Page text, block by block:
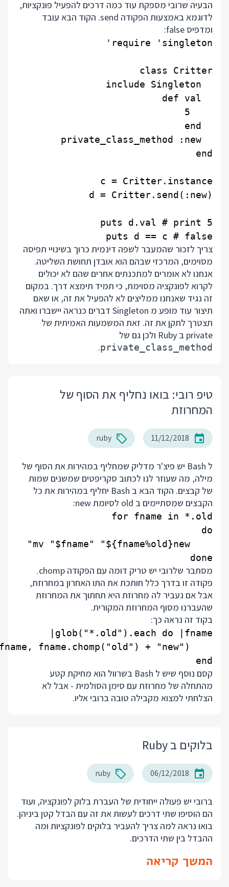
הבעיה שרובי מספקת עוד כמה דרכים להפעיל פונקציות,
לדוגמא באמצעות הפקודה send. הקוד הבא עובד
ומדפיס false:
puts d == c # false
צריך לזכור שהמעבר לשפה דינמית כרוך בשינויי תפיסה
מסוימים, המרכזי שבהם הוא אובדן תחושת השליטה.
אנחנו לא אומרים למתכנתים אחרים שהם לא יכולים
לקרוא לפונקציה מסוימת, כי תמיד תימצא דרך. במקום
זה נגיד שאנחנו ממליצים לא להפעיל את זה, או שאם
תיצור עוד מופע מ Singleton דברים כנראה יישברו ואתה
תצטרך לתקן את זה. זאת המשמעות האמיתית של
private ב Ruby ולכן גם של
private_class_method
.
טיפ רובי: בואו נחליף את הסוף של
המחרוזת
11/12/2018
ruby
ל Bash יש פיצ'ר מדליק שמחליף במהירות את הסוף של
מילה, מה שעוזר לנו לכתוב סקריפטים שמשנים שמות
של קבצים. הקוד הבא ב Bash יחליף במהירות את כל
הקבצים שמסתיימים ב old לסיומת new:
done
מסתבר שלרובי יש טריק דומה עם הפקודה chomp.
פקודה זו בדרך כלל חותכת את התו האחרון במחרוזת,
אבל אם נעביר לה מחרוזת היא תחתוך את המחרוזת
שהעברנו מסוף המחרוזת המקורית.
בקוד זה נראה כך:
end
קסם נוסף שיש ל Bash בשרוול הוא מחיקת קטע
מהתחלה של מחרוזת עם סימן הסולמית - אבל לא
הצלחתי למצוא מקבילה טובה ברובי אליו.
בלוקים ב Ruby
06/12/2018
ruby
ברובי יש פעולה ייחודית של העברת בלוק לפונקציה, ועוד
הם הוסיפו שתי דרכים לעשות את זה עם הבדל קטן ביניהן.
בואו נראה למה צריך להעביר בלוקים לפונקציות ומה
ההבדל בין שתי הדרכים.
המשך קריאה